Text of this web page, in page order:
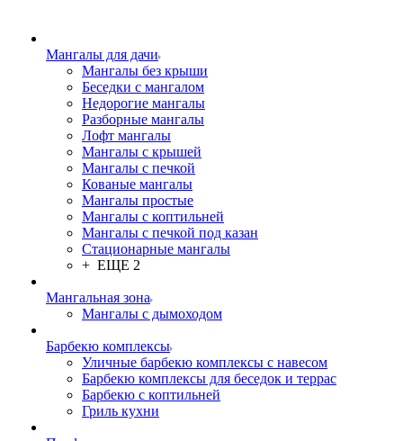
Мангалы для дачи
Мангалы без крыши
Беседки с мангалом
Недорогие мангалы
Разборные мангалы
Лофт мангалы
Мангалы с крышей
Мангалы с печкой
Кованые мангалы
Мангалы простые
Мангалы с коптильней
Мангалы с печкой под казан
Стационарные мангалы
+ ЕЩЕ 2
Мангальная зона
Мангалы с дымоходом
Барбекю комплексы
Уличные барбекю комплексы с навесом
Барбекю комплексы для беседок и террас
Барбекю с коптильней
Гриль кухни